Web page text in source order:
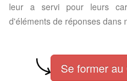
leur a servi pour leurs
d'éléments de réponses dans
Se former